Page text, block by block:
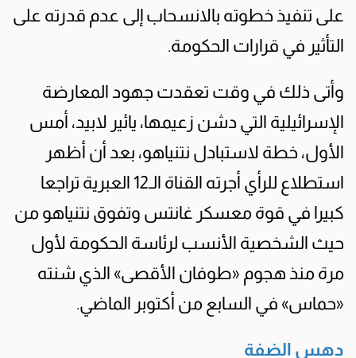
على تنفيذ خطوته بالانسحاب إلى عدم قدرته على
التأثير في قرارات الحكومة.
وأتى ذلك في وقت تعقدت جهود المعارضة
الإسرائيلية التي دشن زعيمها، يائير لابيد، أمس
الأول، خطة لاستبادل نتنياهو، بعد أن أظهر
استطلاع للرأي أجرته القناة الـ12 العبرية تراجعا
كبيرا في قوة معسكر غانتس وتفوق نتنياهو من
حيث الشخصية الأنسب لرئاسة الحكومة لأول
مرة منذ هجوم «طوفان الأقصى» الذي شنته
«حماس» في السابع من أكتوبر الماضي.
دهس الضفة